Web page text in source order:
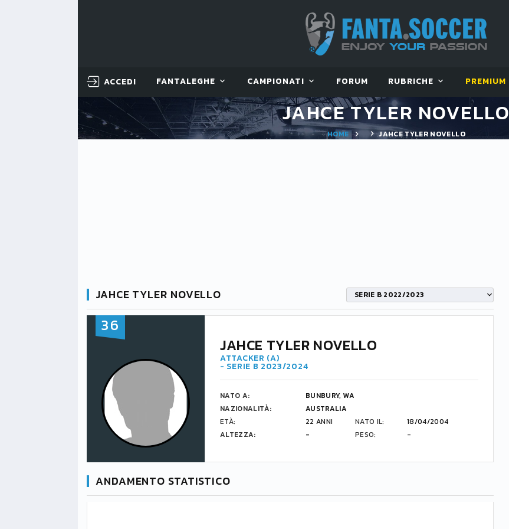
ACCEDI FANTALEGHE CAMPIONATI FORUM RUBRICHE PREMIUM
JAHCE TYLER NOVELLO
HOME JAHCE TYLER NOVELLO
JAHCE TYLER NOVELLO SERIE B 2022/2023
36
JAHCE TYLER NOVELLO
ATTACKER (A)
- SERIE B 2023/2024
NATO A:
BUNBURY, WA
NAZIONALITÀ:
AUSTRALIA
ETÀ:
22 ANNI NATO IL:
18/04/2004
ALTEZZA:
- PESO: -
ANDAMENTO STATISTICO